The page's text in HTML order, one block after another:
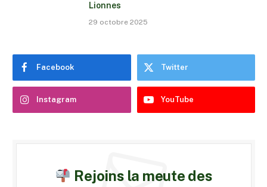
Lionnes
29 octobre 2025
Facebook Twitter
Instagram YouTube
Rejoins la meute des